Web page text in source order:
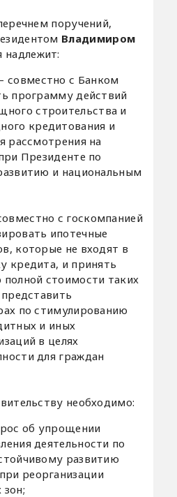
поручений,
Владимиром
надлежит:
совместно с Банком
программу действий
строительства и
кредитования и
рассмотрения на
Президенте по
и национальным
с госкомпанией
ипотечные
которые не входят в
кредита, и принять
стоимости таких
по стимулированию
и иных
в целях
для граждан
необходимо:
об упрощении
деятельности по
развитию
реорганизации